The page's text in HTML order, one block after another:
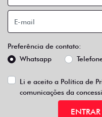
Preferência de contato:
Whatsapp
Li e aceito a Política de
comunicações da